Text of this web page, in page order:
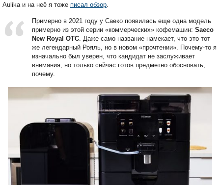
Aulika и на неё я тоже писал обзор
Примерно в 2021 году у Саеко появилась еще одна модель
примерно из этой серии «коммерческих» кофемашин: Saeco
New Royal OTC . Даже само название намекает, что это тот
же легендарный Рояль, но в новом «прочтении». Почему-то я
изначально был уверен, что кандидат не заслуживает
внимания, но только сейчас готов предметно обосновать,
почему.